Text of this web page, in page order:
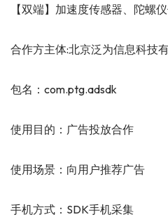
【双端】加速度传感器、陀螺
合作方主体:北京泛为信息科技
包名：com.ptg.adsdk
使用目的：广告投放合作
使用场景：向用户推荐广告
手机方式：SDK手机采集